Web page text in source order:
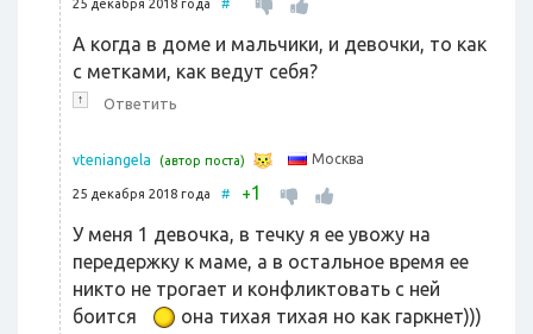
25 декабря 2018 года #
А когда в доме и мальчики, и девочки, то как
с метками, как ведут себя?
↑ Ответить
vteniangela (автор поста) Москва
25 декабря 2018 года # +1
У меня 1 девочка, в течку я ее увожу на
передержку к маме, а в остальное время ее
никто не трогает и конфликтовать с ней
боится
она тихая тихая но как гаркнет)))